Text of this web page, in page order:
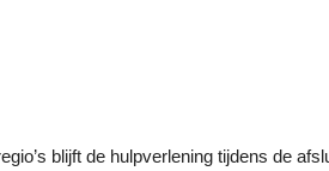
blijft de hulpverlening tijdens de